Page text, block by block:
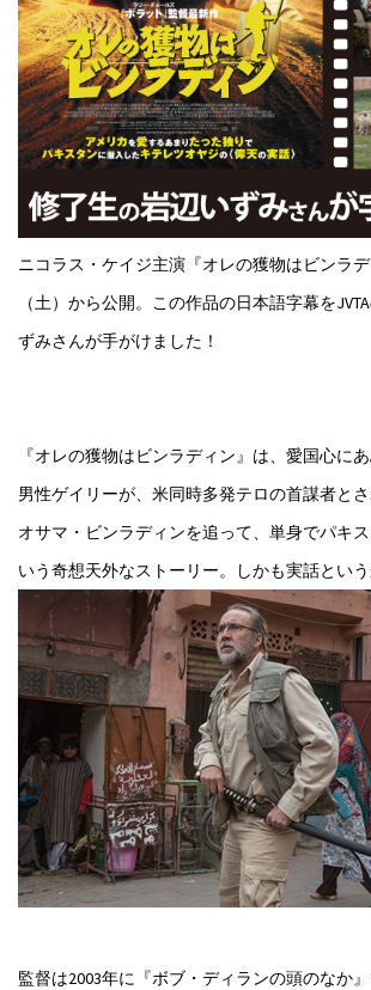
ニコラス・ケイジ主演『オレの獲物はビンラ
（土）から公開。この作品の日本語字幕を
ずみさんが手がけました！
『オレの獲物はビンラディン』は、愛国心に
男性ゲイリーが、米同時多発テロの首謀者とさ
オサマ・ビンラディンを追って、単身でパキ
いう奇想天外なストーリー。しかも実話という
監督は2003年に『ボブ・ディランの頭のなか